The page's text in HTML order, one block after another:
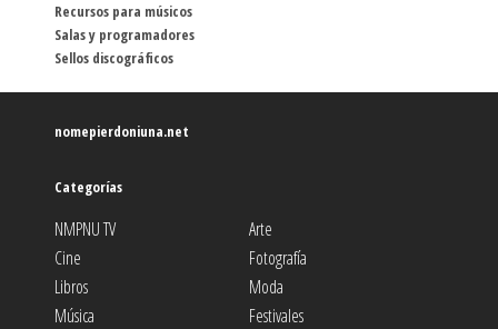
Recursos para músicos
Salas y programadores
Sellos discográficos
nomepierdoniuna.net
Categorías
NMPNU TV
Arte
Cine
Fotografía
Libros
Moda
Música
Festivales